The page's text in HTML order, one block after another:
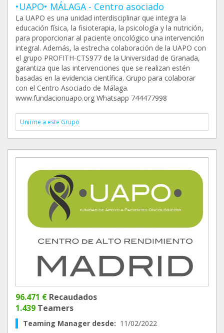
•UAPO• MÁLAGA - Centro asociado
La UAPO es una unidad interdisciplinar que integra la
educación física, la fisioterapia, la psicología y la nutrición,
para proporcionar al paciente oncológico una intervención
integral. Además, la estrecha colaboración de la UAPO con
el grupo PROFITH-CTS977 de la Universidad de Granada,
garantiza que las intervenciones que se realizan estén
basadas en la evidencia científica. Grupo para colaborar
con el Centro Asociado de Málaga.
www.fundacionuapo.org Whatsapp 744477998
Unirme a este Grupo
96.471 € Recaudados
1.439 Teamers
Teaming Manager desde: 11/02/2022